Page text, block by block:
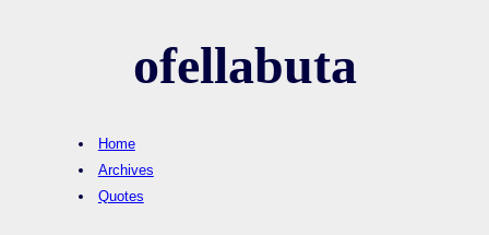
ofellabuta
Home
Archives
Quotes